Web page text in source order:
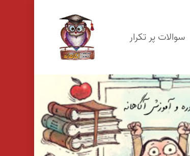
سوالات پر تکرار